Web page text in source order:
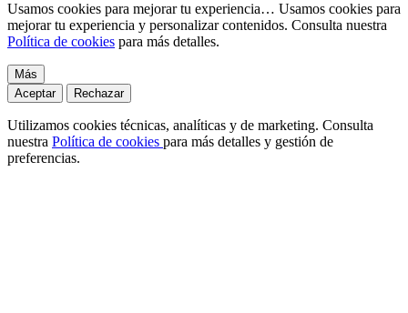
Usamos cookies para mejorar tu experiencia… Usamos cookies para
mejorar tu experiencia y personalizar contenidos. Consulta nuestra
Política de cookies para más detalles.
Más
Aceptar
Rechazar
Utilizamos cookies técnicas, analíticas y de marketing. Consulta
nuestra Política de cookies para más detalles y gestión de
preferencias.